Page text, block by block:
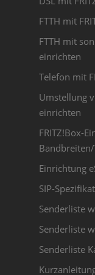
FTTH mit
FTTH mit
einrichten
Telefon mit
Umstellung
einrichten
FRITZ!Box-
Einrichtung
SIP-
Senderliste
Senderliste
Senderliste